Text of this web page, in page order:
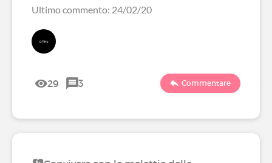
Ultimo commento: 24/02/20
29 3 Commentare